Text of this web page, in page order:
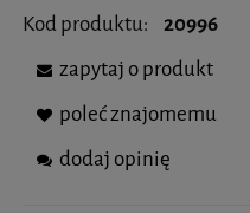
Kod produktu:
20996
zapytaj o produkt
poleć znajomemu
dodaj opinię